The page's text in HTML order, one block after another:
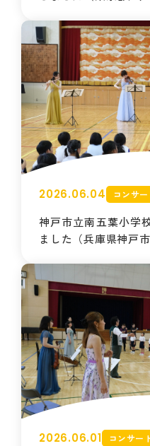
2026.06.04 コンサ
神戸市立南五葉小学
ました（兵庫県神戸市
2026.06.01 コンサー